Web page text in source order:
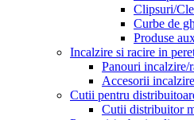
Clipsuri/
Curbe de
Produse
Incalzire si racire in
Panouri incalzire/
Accesorii
Cutii pentru
Cutii distribuitor